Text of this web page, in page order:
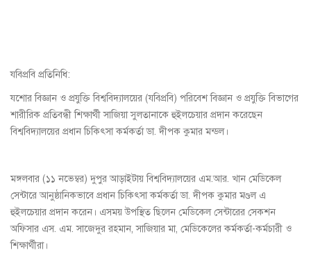
যবিপ্রবি প্রতিনিধি:
যশোর বিজ্ঞান ও প্রযুক্তি বিশ্ববিদ্যালয়ের (যবিপ্রবি) পরিবেশ বিজ্ঞান ও প্রযুক্তি বিভাগের
শারীরিক প্রতিবন্ধী শিক্ষার্থী সাজিয়া সুলতানাকে হুইলচেয়ার প্রদান করেছেন
বিশ্ববিদ্যালয়ের প্রধান চিকিৎসা কর্মকর্তা ডা. দীপক কুমার মন্ডল।
মঙ্গলবার (১১ নভেম্বর) দুপুর আড়াইটায় বিশ্ববিদ্যালয়ের এম.আর. খান মেডিকেল
সেন্টারে আনুষ্ঠানিকভাবে প্রধান চিকিৎসা কর্মকর্তা ডা. দীপক কুমার মণ্ডল এ
হুইলচেয়ার প্রদান করেন। এসময় উপস্থিত ছিলেন মেডিকেল সেন্টারের সেকশন
অফিসার এস. এম. সাজেদুর রহমান, সাজিয়ার মা, মেডিকেলের কর্মকর্তা-কর্মচারী ও
শিক্ষার্থীরা।